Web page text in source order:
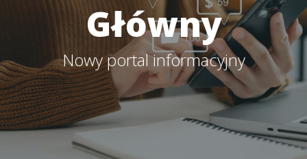
Główny
Nowy portal informacyjny